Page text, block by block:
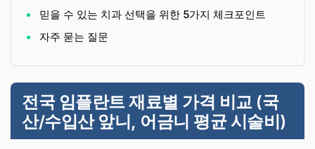
믿을 수 있는 치과 선택을 위한 5가지 체크포인트
자주 묻는 질문
전국 임플란트 재료별 가격 비교 (국
산/수입산 앞니, 어금니 평균 시술비)